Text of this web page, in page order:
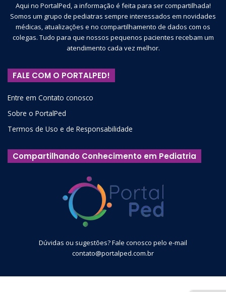
Aqui no PortalPed, a informação é feita para ser compartilhada!
Somos um grupo de pediatras sempre interessados em novidades
médicas, atualizações e no compartilhamento de dados com os
colegas. Tudo para que nossos pequenos pacientes recebam um
atendimento cada vez melhor.
FALE COM O PORTALPED!
Entre em Contato conosco
Sobre o PortalPed
Termos de Uso e de Responsabilidade
Compartilhando Conhecimento em Pediatria
Dúvidas ou sugestões? Fale conosco pelo e-mail
contato@portalped.com.br